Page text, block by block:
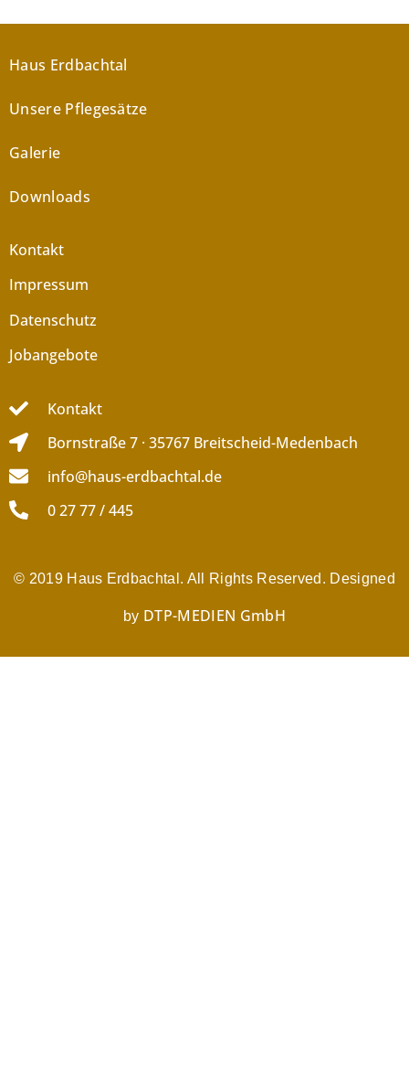
Haus Erdbachtal
Unsere Pflegesätze
Galerie
Downloads
Kontakt
Impressum
Datenschutz
Jobangebote
Kontakt
Bornstraße 7 · 35767 Breitscheid-Medenbach
info@haus-erdbachtal.de
0 27 77 / 445
© 2019 Haus Erdbachtal. All Rights Reserved. Designed
by DTP-MEDIEN GmbH